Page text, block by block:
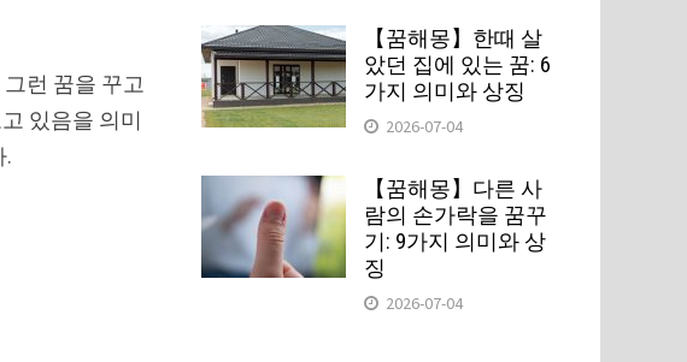
런 꿈을 꾸고
있음을 의미
.
【꿈해몽】한때 살
았던 집에 있는 꿈: 6
가지 의미와 상징
2026-07-04
【꿈해몽】다른 사
람의 손가락을 꿈꾸
기: 9가지 의미와 상
징
2026-07-04